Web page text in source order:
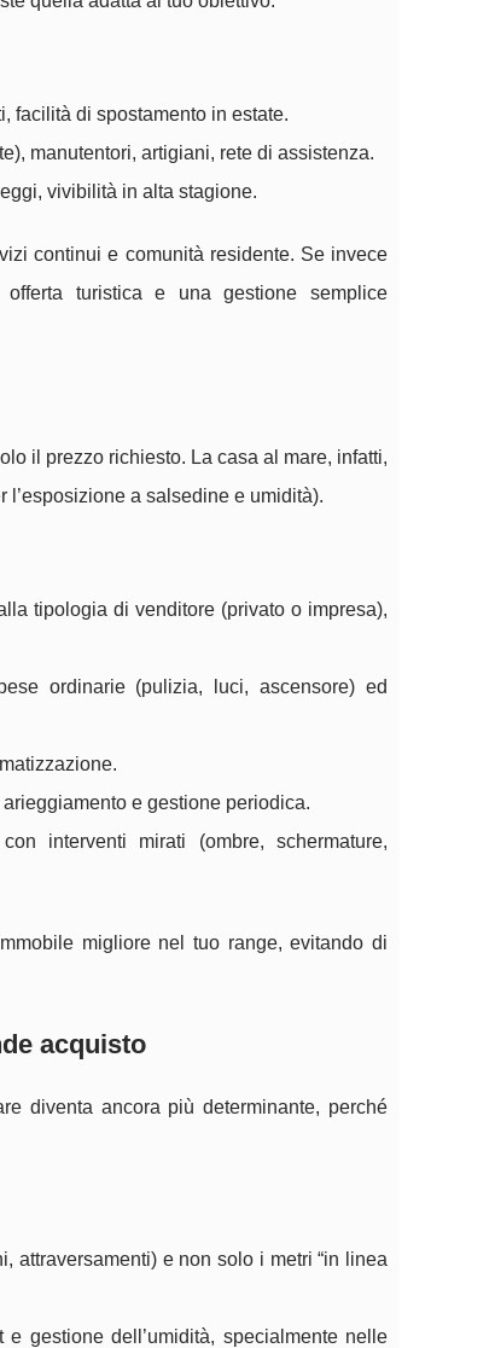
facilità di spostamento in estate.
manutentori, artigiani, rete di assistenza.
vivibilità in alta stagione.
continui e comunità residente. Se invece
turistica e una gestione semplice
il prezzo richiesto. La casa al mare, infatti,
a salsedine e umidità).
tipologia di venditore (privato o impresa),
ordinarie (pulizia, luci, ascensore) ed
e gestione periodica.
interventi mirati (ombre, schermature,
migliore nel tuo range, evitando di
acquisto
diventa ancora più determinante, perché
attraversamenti) e non solo i metri “in linea
gestione dell’umidità, specialmente nelle